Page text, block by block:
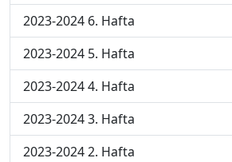
2023-2024 6. Hafta
2023-2024 5. Hafta
2023-2024 4. Hafta
2023-2024 3. Hafta
2023-2024 2. Hafta